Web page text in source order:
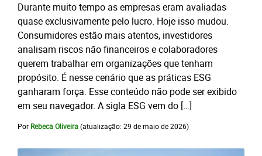
Durante muito tempo as empresas eram avaliadas
quase exclusivamente pelo lucro. Hoje isso mudou.
Consumidores estão mais atentos, investidores
analisam riscos não financeiros e colaboradores
querem trabalhar em organizações que tenham
propósito. É nesse cenário que as práticas ESG
ganharam força. Esse conteúdo não pode ser exibido
em seu navegador. A sigla ESG vem do […]
Por Rebeca Oliveira(atualização: 29 de maio de 2026)